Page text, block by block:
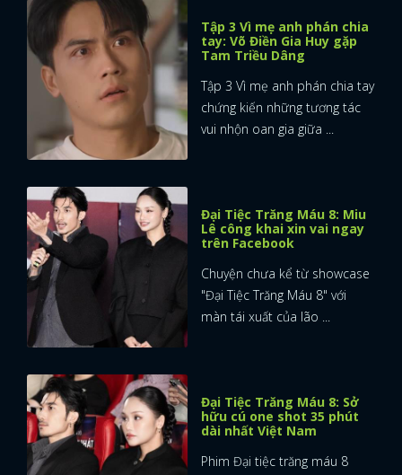
Tập 3 Vì mẹ anh phán chia
tay: Võ Điền Gia Huy gặp
Tam Triều Dâng
Tập 3 Vì mẹ anh phán chia tay
chứng kiến những tương tác
vui nhộn oan gia giữa ...
Đại Tiệc Trăng Máu 8: Miu
Lê công khai xin vai ngay
trên Facebook
Chuyện chưa kể từ showcase
"Đại Tiệc Trăng Máu 8" với
màn tái xuất của lão ...
Đại Tiệc Trăng Máu 8: Sở
hữu cú one shot 35 phút
dài nhất Việt Nam
Phim Đại tiệc trăng máu 8